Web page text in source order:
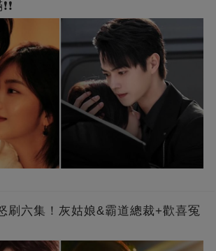
刷六集！灰姑娘&霸道總裁+歡喜冤